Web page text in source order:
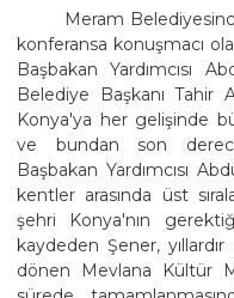
Meram
konferansa konuşmacı
Başbakan Yardımcısı
Belediye Başkanı Tahir
Konya'ya her gelişinde
ve bundan son
Başbakan Yardımcısı
kentler arasında üst
şehri Konya'nın gerektiği
kaydeden Şener,
dönen Mevlana Kültür